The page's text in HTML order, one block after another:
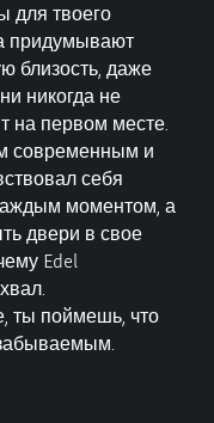
для твоего
придумывают
близость, даже
никогда не
на первом месте.
современным и
себя
моментом, а
двери в свое
Edel
ты поймешь, что